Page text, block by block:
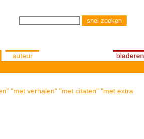
auteur bladeren
"met verhalen" "met citaten" "met extra